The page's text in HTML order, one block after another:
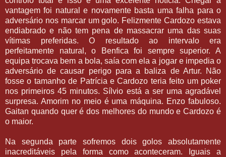
vantagem foi natural e novamente basta uma falha para o
adversário nos marcar um golo. Felizmente Cardozo estava
endiabrado e não tem pena de massacrar uma das suas
vítimas preferidas. O resultado ao intervalo era
perfeitamente natural, o Benfica foi sempre superior. A
equipa trocava bem a bola, saía com ela a jogar e impedia o
adversário de causar perigo para a baliza de Artur. Não
fosse o tamanho de Patrícia e Cardozo teria feito um poker
nos primeiros 45 minutos. Sílvio está a ser uma agradável
surpresa. Amorim no meio é uma máquina. Enzo fabuloso.
Gaitan quando quer é dos melhores do mundo e Cardozo é
o maior.
Na segunda parte sofremos dois golos absolutamente
inacreditáveis pela forma como aconteceram. Iguais a